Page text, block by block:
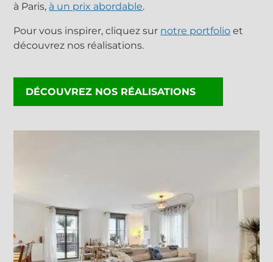
à Paris, à un prix abordable.
Pour vous inspirer, cliquez sur notre portfolio et
découvrez nos réalisations.
DÉCOUVREZ NOS RÉALISATIONS